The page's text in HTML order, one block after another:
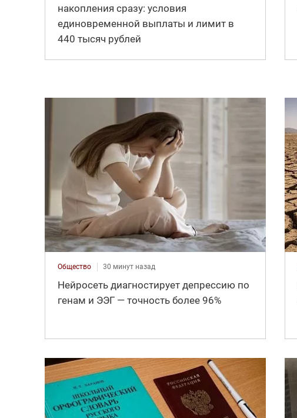
накопления сразу: условия
единовременной выплаты и лимит в
440 тысяч рублей
Общество 30 минут назад
Нейросеть диагностирует депрессию по
генам и ЭЭГ — точность более 96%